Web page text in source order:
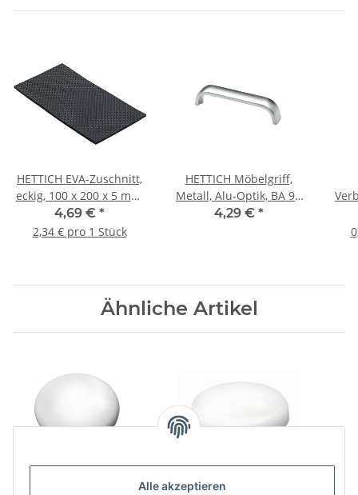
Alle akzeptieren
HETTICH EVA-Zuschnitt,
eckig, 100 x 200 x 5 mm,
schwarz, 2 Stück
4,69 € *
2,34 € pro 1 Stück
HETTICH Möbelgriff,
Metall, Alu-Optik, BA 96
mm
4,29 € *
Ähnliche Artikel